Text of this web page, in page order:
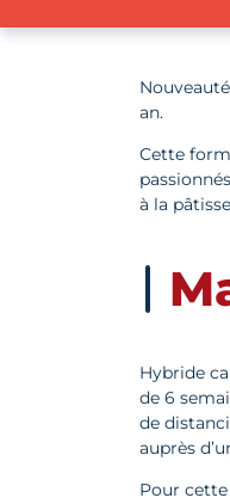
an.
Cette
à la
Hybride
de 6
de
auprès
Pour